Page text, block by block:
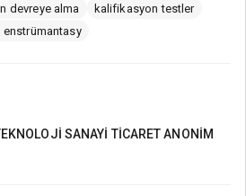
devreye alma
kalifikasyon testler
enstrümantasy
SANAYİ TİCARET ANONİM